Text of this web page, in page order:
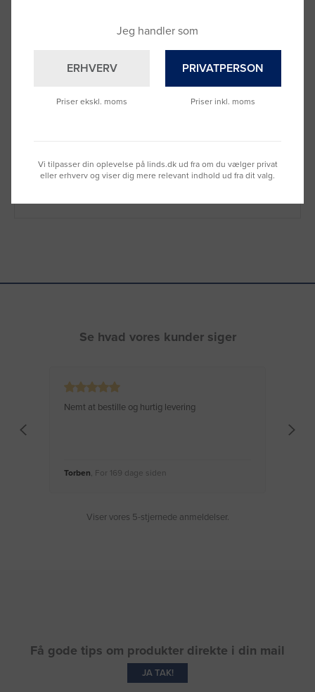
Brug for hjælp?
Du kan også kontakte din lokale sælger
– se oversigten her
Se hvad vores kunder siger
Nemt at bestille og hurtig levering
Torben , For 169 dage siden
Viser vores 5-stjernede anmeldelser.
Få gode tips om produkter direkte i din mail
JA TAK!
Jeg handler som
ERHVERV
Priser ekskl. moms
PRIVATPERSON
Priser inkl. moms
Vi tilpasser din oplevelse på linds.dk ud fra om du vælger privat
eller erhverv og viser dig mere relevant indhold ud fra dit valg.